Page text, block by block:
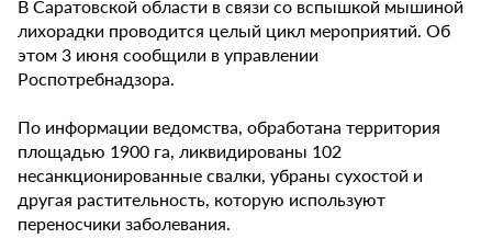
В Саратовской области в связи со вспышкой мышиной
лихорадки проводится целый цикл мероприятий. Об
этом 3 июня сообщили в управлении
Роспотребнадзора.
По информации ведомства, обработана территория
площадью 1900 га, ликвидированы 102
несанкционированные свалки, убраны сухостой и
другая растительность, которую используют
переносчики заболевания.